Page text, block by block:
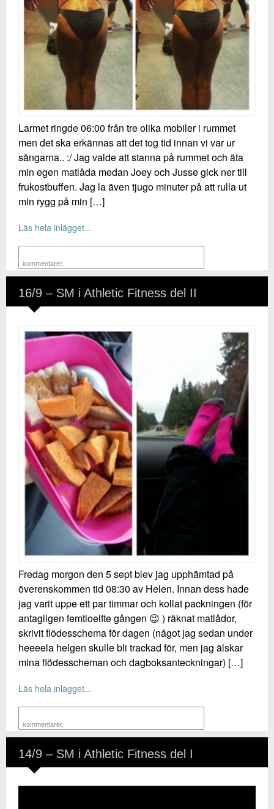
Larmet ringde 06:00 från tre olika mobiler i rummet
men det ska erkännas att det tog tid innan vi var ur
sängarna.. :/ Jag valde att stanna på rummet och äta
min egen matlåda medan Joey och Jusse gick ner till
frukostbuffen. Jag la även tjugo minuter på att rulla ut
min rygg på min […]
Läs hela inlägget...
kommentarer,
16/9 – SM i Athletic Fitness del II
Fredag morgon den 5 sept blev jag upphämtad på
överenskommen tid 08:30 av Helen. Innan dess hade
jag varit uppe ett par timmar och kollat packningen (för
antagligen femtioelfte gången 😉 ) räknat matlådor,
skrivit flödesschema för dagen (något jag sedan under
heeeela helgen skulle bli trackad för, men jag älskar
mina flödesscheman och dagboksanteckningar) […]
Läs hela inlägget...
kommentarer,
14/9 – SM i Athletic Fitness del I